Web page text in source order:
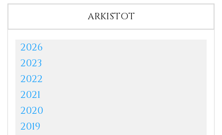
ARKISTOT
2026
2023
2022
2021
2020
2019